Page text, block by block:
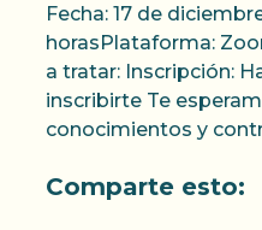
Fecha: 17 de
horasPlataforma:
a tratar: Inscripción:
inscribirte Te
conocimientos y
Comparte esto: